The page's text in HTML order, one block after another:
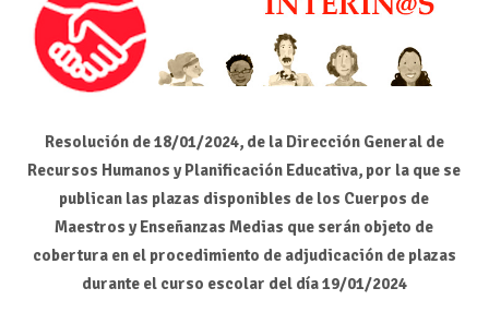
Resolución de 18/01/2024, de la Dirección General de
Recursos Humanos y Planificación Educativa, por la que se
publican las plazas disponibles de los Cuerpos de
Maestros y Enseñanzas Medias que serán objeto de
cobertura en el procedimiento de adjudicación de plazas
durante el curso escolar del día 19/01/2024